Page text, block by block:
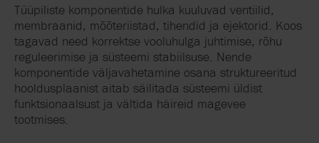
Tüüpiliste komponentide hulka kuuluvad ventiilid,
membraanid, mõõteriistad, tihendid ja ejektorid. Koos
tagavad need korrektse vooluhulga juhtimise, rõhu
reguleerimise ja süsteemi stabiilsuse. Nende
komponentide väljavahetamine osana struktureeritud
hooldusplaanist aitab säilitada süsteemi üldist
funktsionaalsust ja vältida häireid magevee
tootmises.